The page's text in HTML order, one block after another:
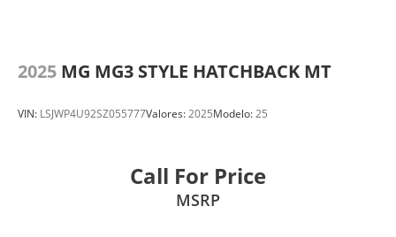
2025 MG MG3 STYLE HATCHBACK MT
VIN: LSJWP4U92SZ055777Valores:2025Modelo:25
Call For Price
MSRP